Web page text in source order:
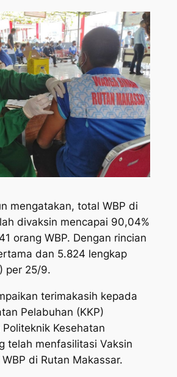
mengatakan, total WBP di
divaksin mencapai 90,04%
orang WBP. Dengan rincian
dan 5.824 lengkap
per 25/9.
terimakasih kepada
Pelabuhan (KKP)
Kesehatan
telah menfasilitasi Vaksin
di Rutan Makassar.